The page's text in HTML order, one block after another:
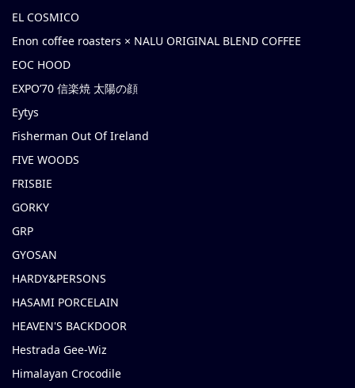
EL COSMICO
Enon coffee roasters × NALU ORIGINAL BLEND COFFEE
EOC HOOD
EXPO’70 信楽焼 太陽の顔
Eytys
Fisherman Out Of Ireland
FIVE WOODS
FRISBIE
GORKY
GRP
GYOSAN
HARDY&PERSONS
HASAMI PORCELAIN
HEAVEN'S BACKDOOR
Hestrada Gee-Wiz
Himalayan Crocodile